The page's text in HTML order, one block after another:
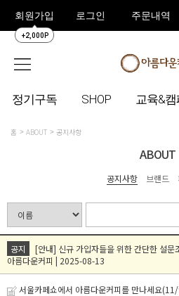
회원가입
+2,000P
로그인 주문내역
정기구독 SHOP 교육&캠
홈 ABOUT 공지사항
ABOUT
공지사항 브랜드
공지
[안내] 신규 가입자들을 위한 간단한 설문
아름다운커피 | 2025-08-13
서울카페쇼에서 아름다운커피를 만나세요